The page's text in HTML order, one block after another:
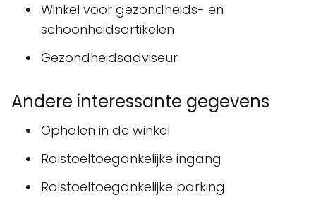
Winkel voor gezondheids- en
schoonheidsartikelen
Gezondheidsadviseur
Andere interessante gegevens
Ophalen in de winkel
Rolstoeltoegankelijke ingang
Rolstoeltoegankelijke parking